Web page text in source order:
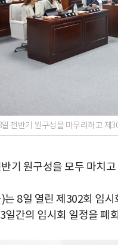
전반기 원구성을 마무리하고 제
기 원구성을 모두 마치
8일 열린 제302회 임
일간의 임시회 일정을 폐